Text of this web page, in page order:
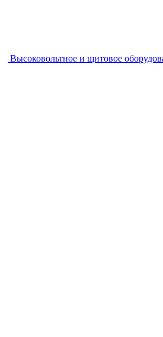
Высоковольтное и щитовое